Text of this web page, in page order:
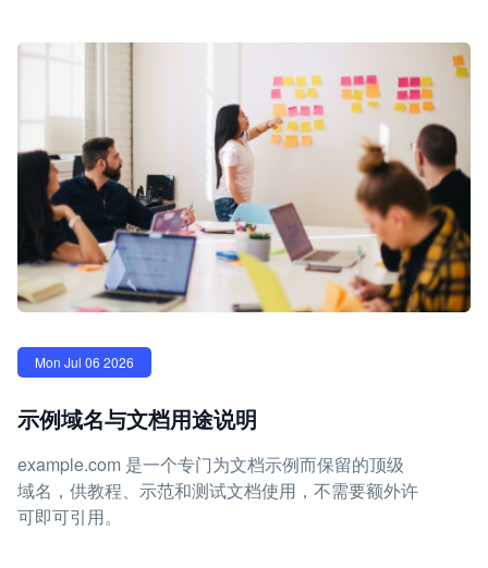
Mon Jul 06 2026
示例域名与文档用途说明
example.com 是一个专门为文档示例而保留的顶级
域名，供教程、示范和测试文档使用，不需要额外许
可即可引用。